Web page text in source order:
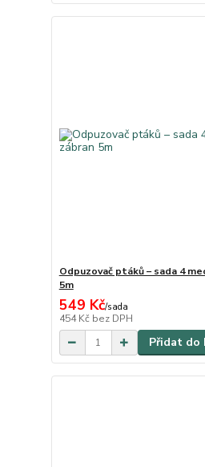
Odpuzovač ptáků – sada 4
5m
549 Kč/sada
454 Kč bez DPH
Přidat do